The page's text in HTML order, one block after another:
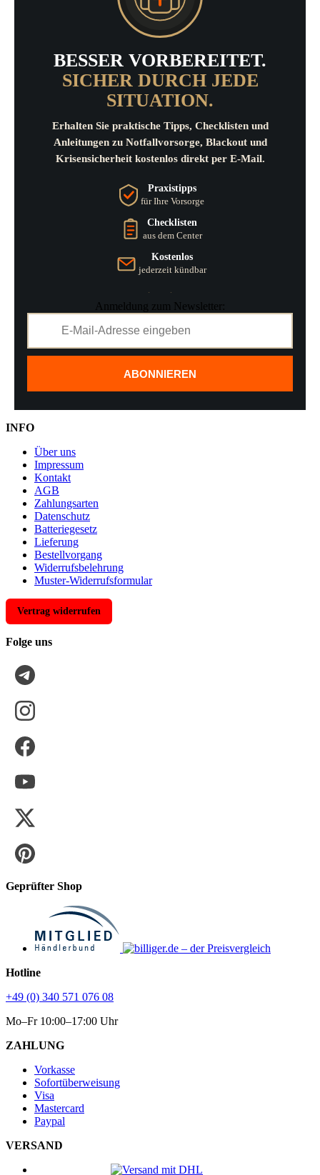
BESSER VORBEREITET.
SICHER DURCH JEDE
SITUATION.
Erhalten Sie praktische Tipps, Checklisten und
Anleitungen zu Notfallvorsorge, Blackout und
Krisensicherheit kostenlos direkt per E-Mail.
Praxistipps
für Ihre Vorsorge
Checklisten
aus dem Center
Kostenlos
jederzeit kündbar
Anmeldung zum Newsletter:
ABONNIEREN
INFO
Über uns
Impressum
Kontakt
AGB
Zahlungsarten
Datenschutz
Batteriegesetz
Lieferung
Bestellvorgang
Widerrufsbelehrung
Muster-Widerrufsformular
Vertrag widerrufen
Folge uns
Geprüfter Shop
Hotline
+49 (0) 340 571 076 08
Mo–Fr 10:00–17:00 Uhr
ZAHLUNG
Vorkasse
Sofortüberweisung
Visa
Mastercard
Paypal
VERSAND